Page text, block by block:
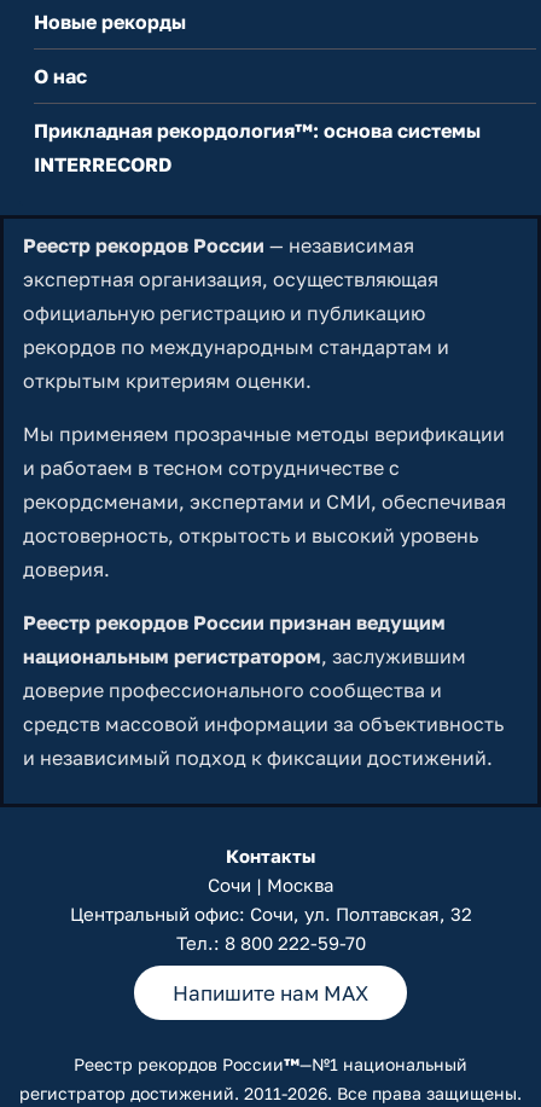
Новые рекорды
О нас
Прикладная рекордология™: основа системы
INTERRECORD
Реестр рекордов России — независимая
экспертная организация, осуществляющая
официальную регистрацию и публикацию
рекордов по международным стандартам и
открытым критериям оценки.
Мы применяем прозрачные методы верификации
и работаем в тесном сотрудничестве с
рекордсменами, экспертами и СМИ, обеспечивая
достоверность, открытость и высокий уровень
доверия.
Реестр рекордов России признан ведущим
национальным регистратором, заслужившим
доверие профессионального сообщества и
средств массовой информации за объективность
и независимый подход к фиксации достижений.
Контакты
Сочи | Москва
Центральный офис: Сочи, ул. Полтавская, 32
Тел.: 8 800 222-59-70
Напишите нам MAX
Реестр рекордов России™—№1 национальный
регистратор достижений. 2011-2026. Все права защищены.